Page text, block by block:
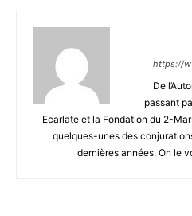
https://
De
passant
Ecarlate et la Fondation du 2-
quelques-unes des
dernières années. On le